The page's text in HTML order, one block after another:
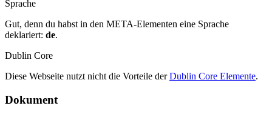
Sprache
Gut, denn du habst in den META-Elementen eine Sprache
deklariert: de.
Dublin Core
Diese Webseite nutzt nicht die Vorteile derDublin Core Elemente.
Dokument